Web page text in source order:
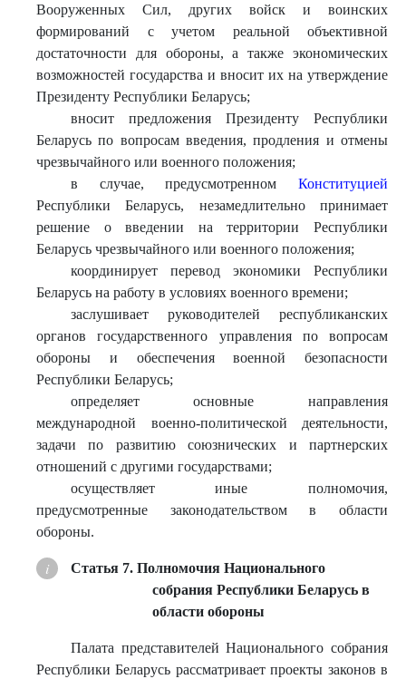
Вооруженных Сил, других войск и воинских
формирований с учетом реальной объективной
достаточности для обороны, а также экономических
возможностей государства и вносит их на утверждение
Президенту Республики Беларусь;
вносит предложения Президенту Республики
Беларусь по вопросам введения, продления и отмены
чрезвычайного или военного положения;
в случае, предусмотренном Конституцией
Республики Беларусь, незамедлительно принимает
решение о введении на территории Республики
Беларусь чрезвычайного или военного положения;
координирует перевод экономики Республики
Беларусь на работу в условиях военного времени;
заслушивает руководителей республиканских
органов государственного управления по вопросам
обороны и обеспечения военной безопасности
Республики Беларусь;
определяет основные направления
международной военно-политической деятельности,
задачи по развитию союзнических и партнерских
отношений с другими государствами;
осуществляет иные полномочия,
предусмотренные законодательством в области
обороны.
Статья 7. Полномочия Национального
собрания Республики Беларусь в
области обороны
Палата представителей Национального собрания
Республики Беларусь рассматривает проекты законов в